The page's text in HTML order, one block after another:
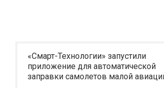
«Смарт-Технологии» запустили
приложение для автоматической
заправки самолетов малой